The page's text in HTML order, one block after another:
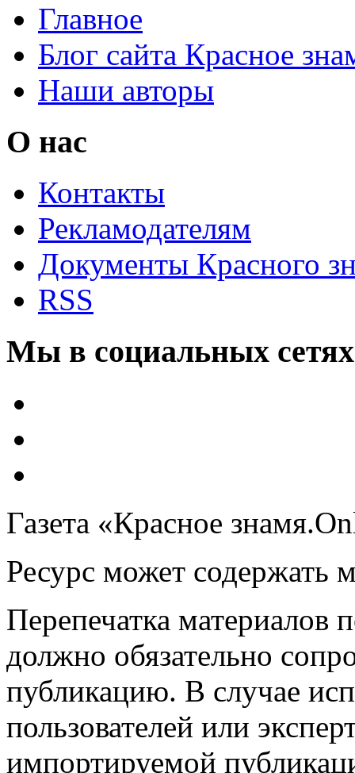
Главное
Блог сайта Красное
Наши авторы
О нас
Контакты
Рекламодателям
Документы Красного
RSS
Мы в социальных сетях
Газета «Красное
Ресурс может содержать
Перепечатка материалов
должно обязательно
публикацию. В случае
пользователей или
импортируемой